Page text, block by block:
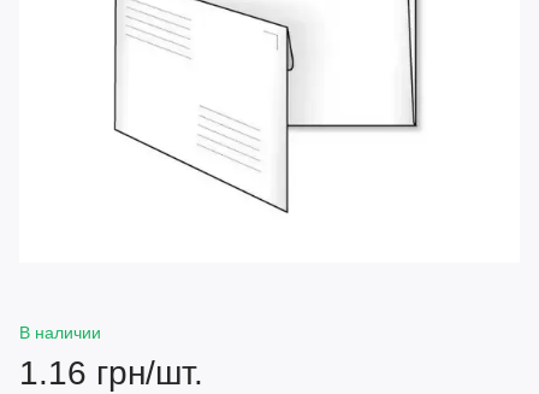
В наличии
1.16 грн/шт.